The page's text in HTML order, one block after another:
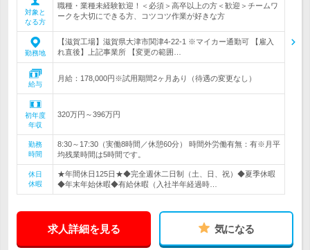
対象と
なる方
職種・業種未経験歓迎！＜必須＞高卒以上の方＜歓迎＞チームワ
ークを大切にできる方、コツコツ作業が好きな方
勤務地
【滋賀工場】滋賀県大津市関津4-22-1 ※マイカー通勤可 【雇入
れ直後】上記事業所 【変更の範囲…
給与
月給：178,000円※試用期間2ヶ月あり（待遇の変更なし）
初年度
年収
320万円～396万円
勤務
時間
8:30～17:30（実働8時間／休憩60分） 時間外労働有無：有※月平
均残業時間は5時間です。
休日
休暇
★年間休日125日★◆完全週休二日制（土、日、祝）◆夏季休暇
◆年末年始休暇◆有給休暇（入社半年経過時…
求人詳細を見る 気になる